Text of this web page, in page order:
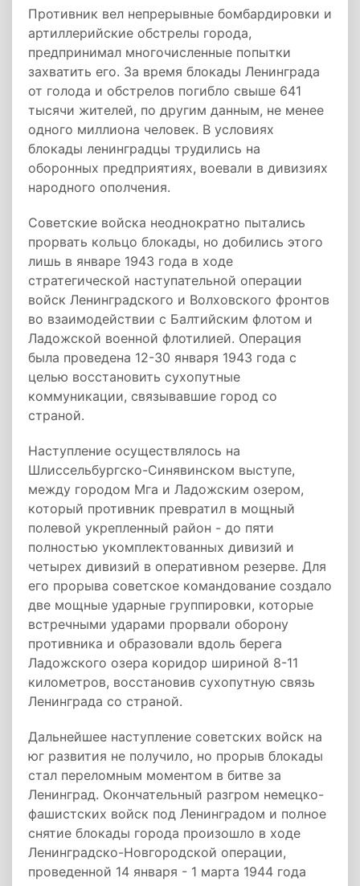
Противник вел непрерывные бомбардировки и
артиллерийские обстрелы города,
предпринимал многочисленные попытки
захватить его. За время блокады Ленинграда
от голода и обстрелов погибло свыше 641
тысячи жителей, по другим данным, не менее
одного миллиона человек. В условиях
блокады ленинградцы трудились на
оборонных предприятиях, воевали в дивизиях
народного ополчения.
Советские войска неоднократно пытались
прорвать кольцо блокады, но добились этого
лишь в январе 1943 года в ходе
стратегической наступательной операции
войск Ленинградского и Волховского фронтов
во взаимодействии с Балтийским флотом и
Ладожской военной флотилией. Операция
была проведена 12-30 января 1943 года с
целью восстановить сухопутные
коммуникации, связывавшие город со
страной.
Наступление осуществлялось на
Шлиссельбургско-Синявинском выступе,
между городом Мга и Ладожским озером,
который противник превратил в мощный
полевой укрепленный район - до пяти
полностью укомплектованных дивизий и
четырех дивизий в оперативном резерве. Для
его прорыва советское командование создало
две мощные ударные группировки, которые
встречными ударами прорвали оборону
противника и образовали вдоль берега
Ладожского озера коридор шириной 8-11
километров, восстановив сухопутную связь
Ленинграда со страной.
Дальнейшее наступление советских войск на
юг развития не получило, но прорыв блокады
стал переломным моментом в битве за
Ленинград. Окончательный разгром немецко-
фашистских войск под Ленинградом и полное
снятие блокады города произошло в ходе
Ленинградско-Новгородской операции,
проведенной 14 января - 1 марта 1944 года